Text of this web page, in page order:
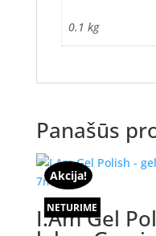
0.1 kg
Panašūs
Akcija!
NETURIME
I.Am Gel